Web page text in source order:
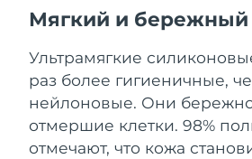
Мягкий и бережный
Ультрамягкие
раз более гигиеничные,
нейлоновые. Они
отмершие клетки. 98%
отмечают, что кожа
Россия
Саудовская Аравия
Сингапур